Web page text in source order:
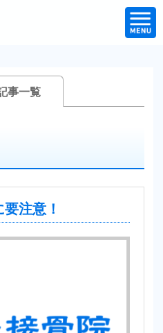
事一覧
注意！